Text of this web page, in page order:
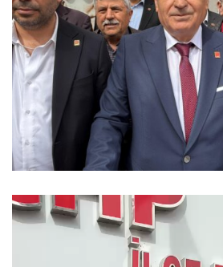
Video
oynatıcı